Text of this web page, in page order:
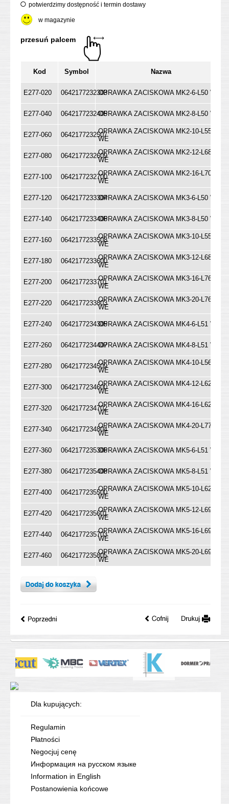
potwierdzimy dostępność i termin dostawy
w magazynie
Kod Symbol Nazwa
E277-020 0642177232303OPRAWKA ZACISKOWA MK2-6-L50 WE
E277-040 0642177232405OPRAWKA ZACISKOWA MK2-8-L50 WE
E277-060 0642177232507OPRAWKA ZACISKOWA MK2-10-L55
WE
E277-080 0642177232609OPRAWKA ZACISKOWA MK2-12-L68
WE
E277-100 0642177232700OPRAWKA ZACISKOWA MK2-16-L70
WE
E277-120 0642177233304OPRAWKA ZACISKOWA MK3-6-L50 WE
E277-140 0642177233406OPRAWKA ZACISKOWA MK3-8-L50 WE
E277-160 0642177233508OPRAWKA ZACISKOWA MK3-10-L55
WE
E277-180 0642177233600OPRAWKA ZACISKOWA MK3-12-L68
WE
E277-200 0642177233701OPRAWKA ZACISKOWA MK3-16-L76
WE
E277-220 0642177233803OPRAWKA ZACISKOWA MK3-20-L76
WE
E277-240 0642177234305OPRAWKA ZACISKOWA MK4-6-L51 WE
E277-260 0642177234407OPRAWKA ZACISKOWA MK4-8-L51 WE
E277-280 0642177234509OPRAWKA ZACISKOWA MK4-10-L56
WE
E277-300 0642177234600OPRAWKA ZACISKOWA MK4-12-L62
WE
E277-320 0642177234702OPRAWKA ZACISKOWA MK4-16-L62
WE
E277-340 0642177234804OPRAWKA ZACISKOWA MK4-20-L77
WE
E277-360 0642177235306OPRAWKA ZACISKOWA MK5-6-L51 WE
E277-380 0642177235408OPRAWKA ZACISKOWA MK5-8-L51 WE
E277-400 0642177235500OPRAWKA ZACISKOWA MK5-10-L62
WE
E277-420 0642177235601OPRAWKA ZACISKOWA MK5-12-L69
WE
E277-440 0642177235703OPRAWKA ZACISKOWA MK5-16-L69
WE
E277-460 0642177235805OPRAWKA ZACISKOWA MK5-20-L69
WE
Dla kupujących:
Regulamin
Płatności
Negocjuj cenę
Информация на русском языке
Information in English
Postanowienia końcowe